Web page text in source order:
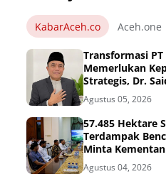
KabarAceh.co Aceh.one
Transformasi PT
Memerlukan
Strategis, Dr.
Dinilai
Agustus 05, 2026
57.485 Hektare
Terdampak
Minta
Pemulihan
Agustus 04, 2026